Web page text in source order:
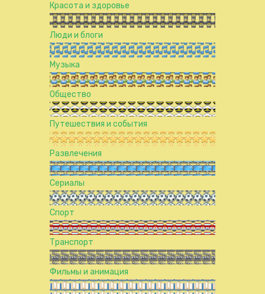
Красота и здоровье
Люди и блоги
Музыка
Общество
Путешествия и события
Развлечения
Сериалы
Спорт
Транспорт
Фильмы и анимация